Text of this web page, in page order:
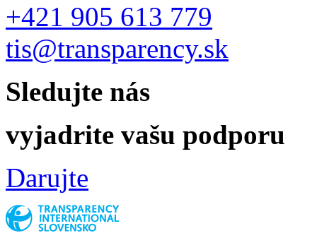
+421 905 613 779
tis@transparency.sk
Sledujte nás
vyjadrite vašu podporu
Darujte